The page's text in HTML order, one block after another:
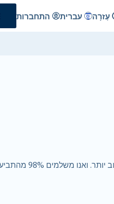
עֶזרָה עברית התחברות